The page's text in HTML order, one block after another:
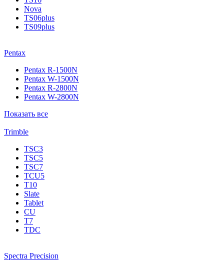
Nova
TS06plus
TS09plus
Pentax
Pentax R-1500N
Pentax W-1500N
Pentax R-2800N
Pentax W-2800N
Показать все
Trimble
TSC3
TSC5
TSC7
TCU5
T10
Slate
Tablet
CU
T7
TDC
Spectra Precision